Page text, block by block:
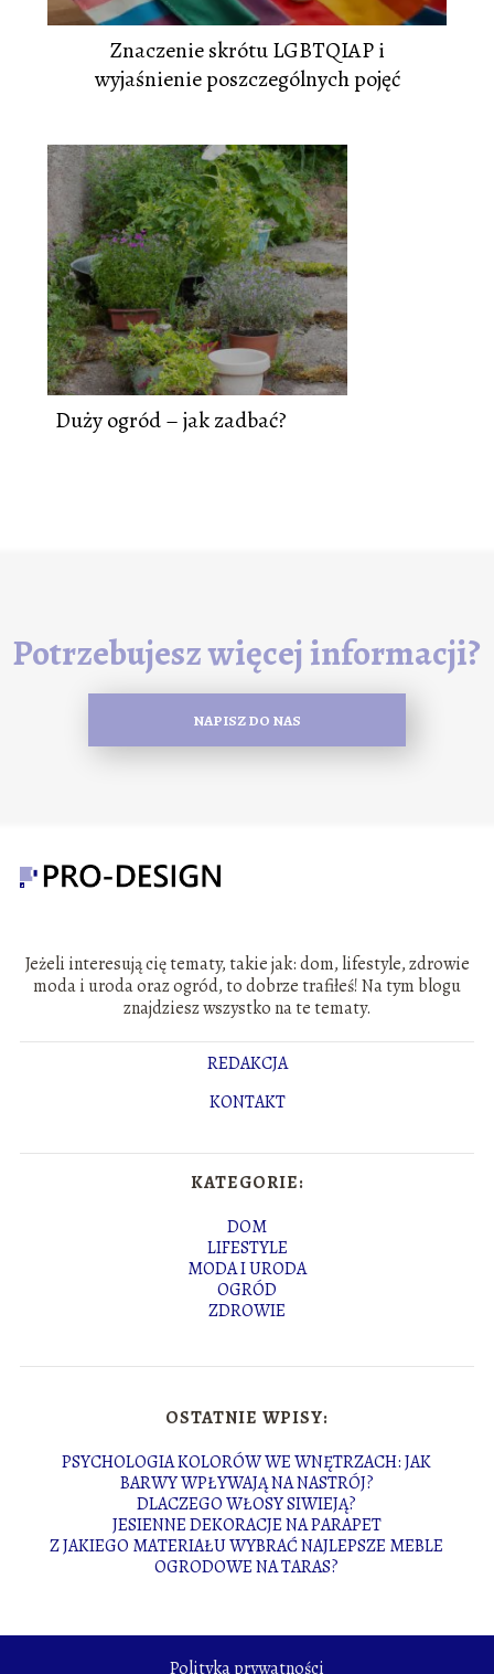
Znaczenie skrótu LGBTQIAP i
wyjaśnienie poszczególnych pojęć
Duży ogród – jak zadbać?
Potrzebujesz więcej informacji?
NAPISZ DO NAS
Jeżeli interesują cię tematy, takie jak: dom, lifestyle, zdrowie
moda i uroda oraz ogród, to dobrze trafiłeś! Na tym blogu
znajdziesz wszystko na te tematy.
REDAKCJA
KONTAKT
KATEGORIE:
DOM
LIFESTYLE
MODA I URODA
OGRÓD
ZDROWIE
OSTATNIE WPISY:
PSYCHOLOGIA KOLORÓW WE WNĘTRZACH: JAK
BARWY WPŁYWAJĄ NA NASTRÓJ?
DLACZEGO WŁOSY SIWIEJĄ?
JESIENNE DEKORACJE NA PARAPET
Z JAKIEGO MATERIAŁU WYBRAĆ NAJLEPSZE MEBLE
OGRODOWE NA TARAS?
Polityka prywatności